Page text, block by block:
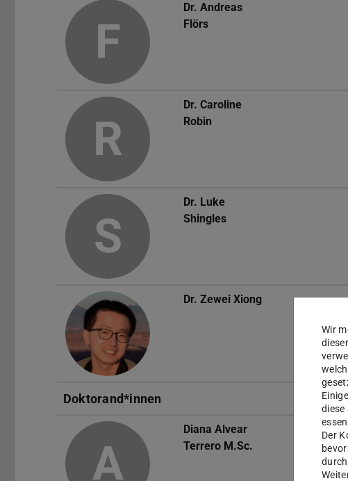
F
Dr. Andreas
Flörs
R
Dr. Caroline
Robin
S
Dr. Luke
Shingles
Dr. Zewei Xiong
Doktorand*innen
A
Diana Alvear
Terrero M.Sc.
Wir
diese
Der